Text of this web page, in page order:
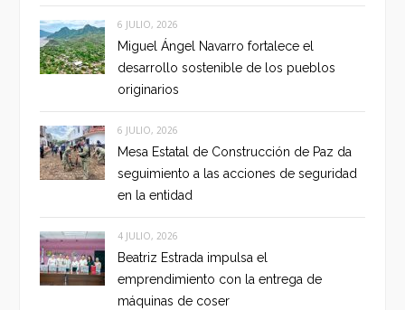
6 JULIO, 2026
Miguel Ángel Navarro fortalece el
desarrollo sostenible de los pueblos
originarios
6 JULIO, 2026
Mesa Estatal de Construcción de Paz da
seguimiento a las acciones de seguridad
en la entidad
4 JULIO, 2026
Beatriz Estrada impulsa el
emprendimiento con la entrega de
máquinas de coser